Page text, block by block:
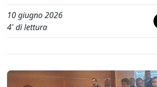
10 giugno 2026
4' di lettura